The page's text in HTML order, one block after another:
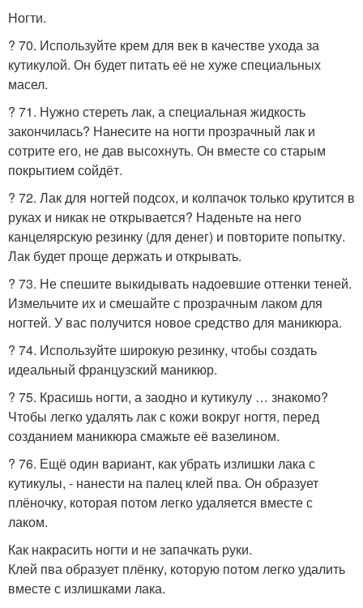
Ногти.
? 70. Используйте крем для век в качестве ухода за
кутикулой. Он будет питать её не хуже специальных
масел.
? 71. Нужно стереть лак, а специальная жидкость
закончилась? Нанесите на ногти прозрачный лак и
сотрите его, не дав высохнуть. Он вместе со старым
покрытием сойдёт.
? 72. Лак для ногтей подсох, и колпачок только крутится в
руках и никак не открывается? Наденьте на него
канцелярскую резинку (для денег) и повторите попытку.
Лак будет проще держать и открывать.
? 73. Не спешите выкидывать надоевшие оттенки теней.
Измельчите их и смешайте с прозрачным лаком для
ногтей. У вас получится новое средство для маникюра.
? 74. Используйте широкую резинку, чтобы создать
идеальный французский маникюр.
? 75. Красишь ногти, а заодно и кутикулу … знакомо?
Чтобы легко удалять лак с кожи вокруг ногтя, перед
созданием маникюра смажьте её вазелином.
? 76. Ещё один вариант, как убрать излишки лака с
кутикулы, - нанести на палец клей пва. Он образует
плёночку, которая потом легко удаляется вместе с
лаком.
Как накрасить ногти и не запачкать руки.
Клей пва образует плёнку, которую потом легко удалить
вместе с излишками лака.